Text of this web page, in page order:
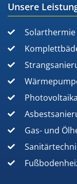
Unsere
Solarthermie
Gas- und